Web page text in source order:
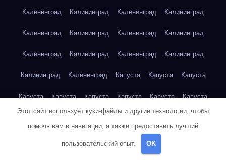
Калининград Калининград Калининград Калининград
Калининград Калининград Калининград Калининград
Калининград Калининград Калининград Калининград
Калининград Калининград Капуста Капуста Капуста
Капуста Капуста Капуста Капуста Капуста Капуста
Этот сайт использует куки-файлы и другие технологии, чтобы
помочь вам в навигации, а также предоставить лучший
пользовательский опыт. OK